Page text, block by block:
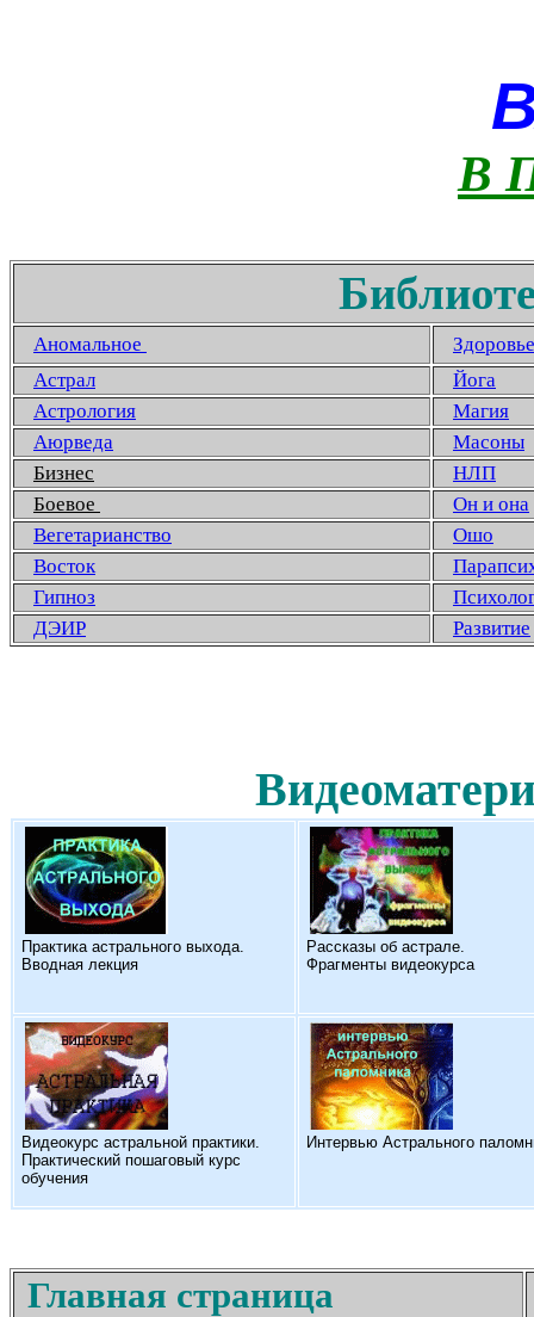
В
Аномальное
Здоровье
Астрал
Йога
Астрология
Магия
Аюрведа
Масоны
Бизнес
НЛП
Боевое
Он и она
Вегетарианство
Ошо
Восток
Гипноз
ДЭИР
Развитие
Практика астрального выхода.
Вводная лекция
Рассказы об астрале.
Фрагменты видеокурса
Видеокурс астральной практики.
Практический пошаговый курс
обучения
Интервью Астрального
Главная страница